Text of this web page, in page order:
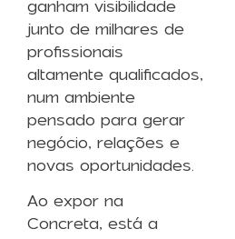
ganham visibilidade
junto de milhares de
profissionais
altamente qualificados,
num ambiente
pensado para gerar
negócio, relações e
novas oportunidades.
Ao expor na
Concreta, está a